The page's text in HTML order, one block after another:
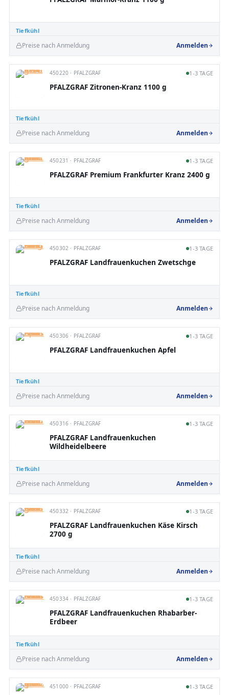
Tiefkühl
Preise nach Anmeldung Anmelden
Tiefkühl
450220 · PFALZGRAF 1-3 TAGE
PFALZGRAF Zitronen-Kranz 1100 g
Preise nach Anmeldung Anmelden
Tiefkühl
450231 · PFALZGRAF 1-3 TAGE
PFALZGRAF Premium Frankfurter Kranz 2400 g
Preise nach Anmeldung Anmelden
Tiefkühl
450302 · PFALZGRAF 1-3 TAGE
PFALZGRAF Landfrauenkuchen Zwetschge
Preise nach Anmeldung Anmelden
Tiefkühl
450306 · PFALZGRAF 1-3 TAGE
PFALZGRAF Landfrauenkuchen Apfel
Preise nach Anmeldung Anmelden
Tiefkühl
450316 · PFALZGRAF 1-3 TAGE
PFALZGRAF Landfrauenkuchen
Wildheidelbeere
Preise nach Anmeldung Anmelden
Tiefkühl
450332 · PFALZGRAF 1-3 TAGE
PFALZGRAF Landfrauenkuchen Käse Kirsch
2700 g
Preise nach Anmeldung Anmelden
Tiefkühl
450334 · PFALZGRAF 1-3 TAGE
PFALZGRAF Landfrauenkuchen Rhabarber-
Erdbeer
Preise nach Anmeldung Anmelden
451000 · PFALZGRAF 1-3 TAGE